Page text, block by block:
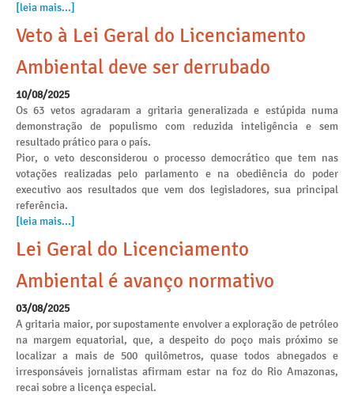
[leia mais...]
Veto à Lei Geral do Licenciamento
Ambiental deve ser derrubado
10/08/2025
Os 63 vetos agradaram a gritaria generalizada e estúpida numa
demonstração de populismo com reduzida inteligência e sem
resultado prático para o país.
Pior, o veto desconsiderou o processo democrático que tem nas
votações realizadas pelo parlamento e na obediência do poder
executivo aos resultados que vem dos legisladores, sua principal
referência.
[leia mais...]
Lei Geral do Licenciamento
Ambiental é avanço normativo
03/08/2025
A gritaria maior, por supostamente envolver a exploração de petróleo
na margem equatorial, que, a despeito do poço mais próximo se
localizar a mais de 500 quilômetros, quase todos abnegados e
irresponsáveis jornalistas afirmam estar na foz do Rio Amazonas,
recai sobre a licença especial.